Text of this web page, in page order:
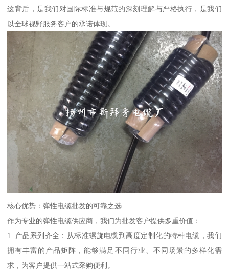
这背后，是我们对国际标准与规范的深刻理解与严格执行，是我们
以全球视野服务客户的承诺体现。
核心优势：弹性电缆批发的可靠之选
作为专业的弹性电缆供应商，我们为批发客户提供多重价值：
1. 产品系列齐全：从标准螺旋电缆到高度定制化的特种电缆，我们
拥有丰富的产品矩阵，能够满足不同行业、不同场景的多样化需
求，为客户提供一站式采购便利。